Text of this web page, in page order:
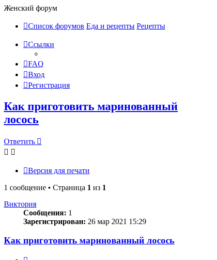
Женский форум
Список форумов Еда и рецепты Рецепты
Ссылки
FAQ
Вход
Регистрация
Как приготовить маринованный
лосось
Ответить
Версия для печати
1 сообщение • Страница 1 из 1
Виктория
Сообщения: 1
Зарегистрирован: 26 мар 2021 15:29
Как приготовить маринованный лосось